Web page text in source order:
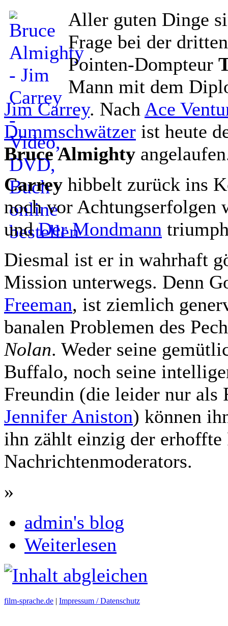
Aller guten Dinge
Frage bei der
Pointen-Dompteur
Mann mit dem
Jim Carrey. Nach Ace
Dummschwätzer ist heute
Bruce Almighty
Carrey hibbelt zurück ins
noch vor Achtungserfolgen
undDer Mondmann
Diesmal ist er in wahrhaft
Mission unterwegs. Denn
Freeman, ist ziemlich
banalen Problemen des
Nolan. Weder seine
Buffalo, noch seine
Freundin (die leider nur als
Jennifer Aniston) können
ihn zählt einzig der erhoffte
Nachrichtenmoderators.
»
admin's blog
Weiterlesen
film-sprache.de | Impressum / Datenschutz